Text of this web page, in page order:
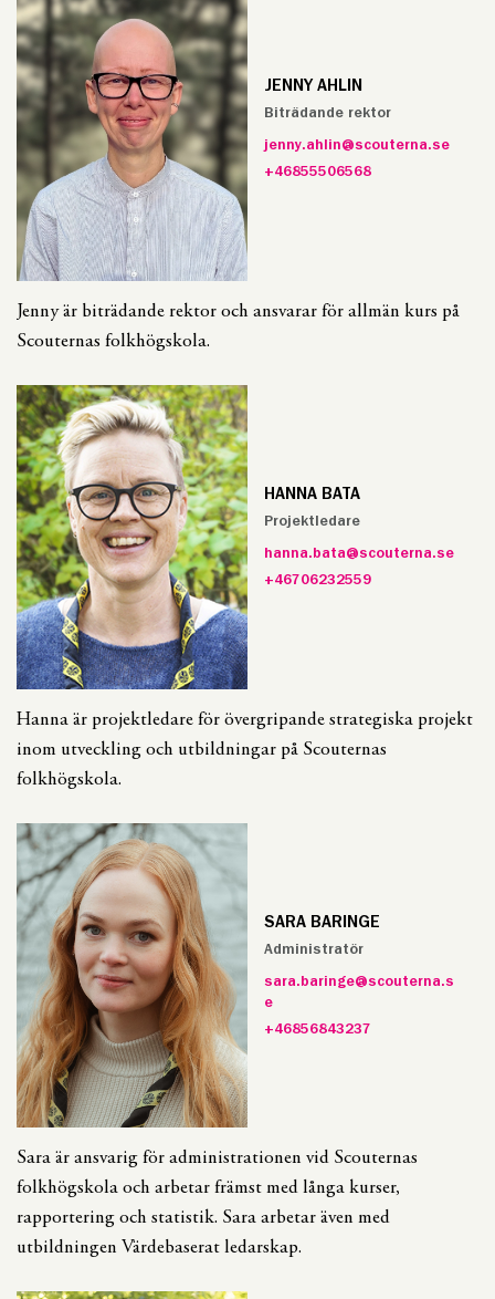
JENNY AHLIN
Biträdande rektor
jenny.ahlin@scouterna.se
+46855506568
Jenny är biträdande rektor och ansvarar för allmän kurs på
Scouternas folkhögskola.
HANNA BATA
Projektledare
hanna.bata@scouterna.se
+46706232559
Hanna är projektledare för övergripande strategiska projekt
inom utveckling och utbildningar på Scouternas
folkhögskola.
SARA BARINGE
Administratör
sara.baringe@scouterna.s
e
+46856843237
Sara är ansvarig för administrationen vid Scouternas
folkhögskola och arbetar främst med långa kurser,
rapportering och statistik. Sara arbetar även med
utbildningen Värdebaserat ledarskap.